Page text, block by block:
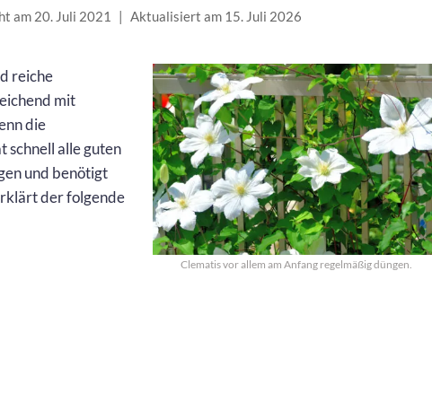
am 20. Juli 2021 | Aktualisiert am 15. Juli 2026
Clematis vor allem am Anfang regelmäßig düngen.
reiche
mit
die
schnell alle guten
und benötigt
der folgende